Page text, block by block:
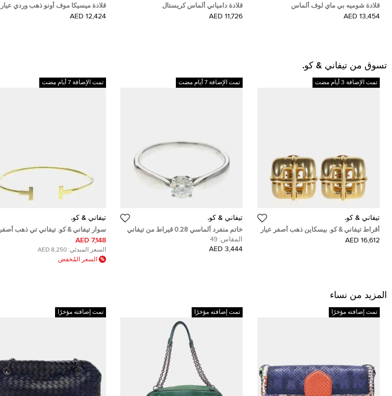
قلادة شوميه بي ماي لوف ألماس
13,454 AED
قلادة دامياني ألماس كريستال
11,726 AED
وألماس
12,424 AED
تسوق من تيفاني & كو.
تمت الإضافة 3 أيام مضت
تيفاني & كو.
أقراط تيفاني & كو. بيسكاين ذهب أصفر عيار
18
16,612 AED
تمت الإضافة 7 أيام مضت
تيفاني & كو.
خاتم منفرد ألماسي 0.28 قيراط من تيفاني
الأوروبي
المقاس: 49
3,444 AED
تمت الإضافة 7 أيام مضت
تيفاني & كو.
سوار تيفاني & كو. تيفاني تي ذهب أصفر
عيار 18
7,148 AED
السعر المبدئي: 8,250 AED
السعر المُخفض
المزيد من نساء
تمت إضافته مؤخرًا تمت إضافته مؤخرًا تمت إضافته مؤخرًا